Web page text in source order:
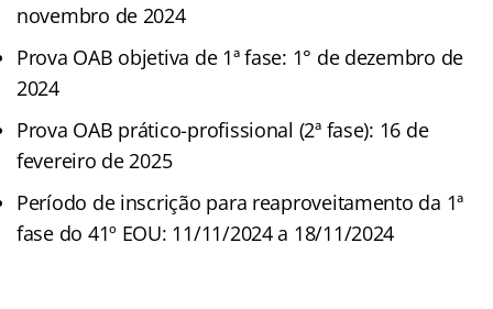
novembro de 2024
Prova OAB objetiva de 1ª fase: 1° de dezembro de
2024
Prova OAB prático-profissional (2ª fase): 16 de
fevereiro de 2025
Período de inscrição para reaproveitamento da 1ª
fase do 41º EOU: 11/11/2024 a 18/11/2024